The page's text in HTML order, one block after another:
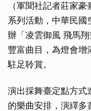
（軍聞社記者莊家
系列活動，中華民國
辦「凌雲御風 飛馬
豐富曲目，為燈會增
駐足聆賞。
演出採舞臺定點方式
的樂曲安排，演繹多